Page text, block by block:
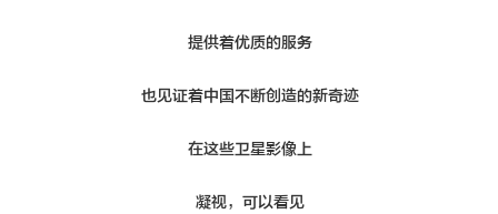
提供着优质的服务
也见证着中国不断创造的新奇迹
在这些卫星影像上
凝视，可以看见